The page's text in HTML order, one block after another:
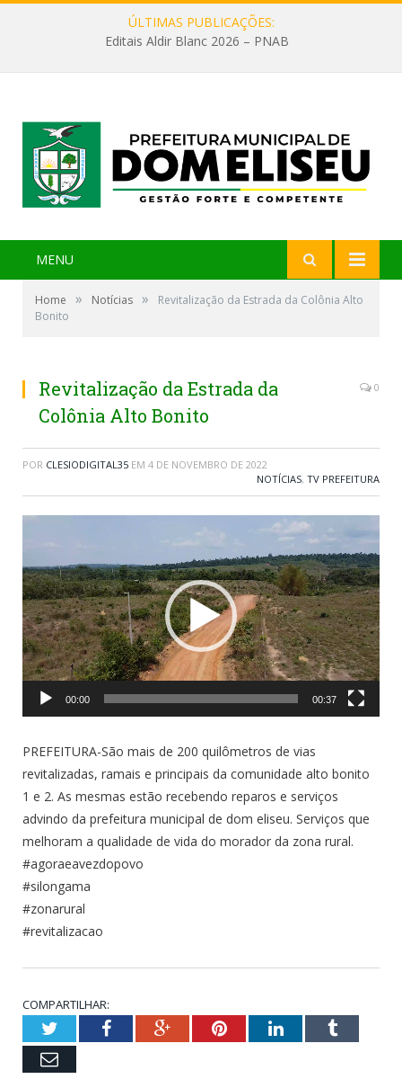
ÚLTIMAS PUBLICAÇÕES:
Editais Aldir Blanc 2026 – PNAB
MENU
Home » Notícias »
Revitalização da Estrada da Colônia Alto
Bonito
Revitalização da Estrada da
Colônia Alto Bonito
0
POR CLESIODIGITAL35 EM 4 DE NOVEMBRO DE 2022
NOTÍCIAS, TV PREFEITURA
vídeo
00:00 00:37
PREFEITURA-São mais de 200 quilômetros de vias
revitalizadas, ramais e principais da comunidade alto bonito
1 e 2. As mesmas estão recebendo reparos e serviços
advindo da prefeitura municipal de dom eliseu. Serviços que
melhoram a qualidade de vida do morador da zona rural.
#agoraeavezdopovo
#silongama
#zonarural
#revitalizacao
COMPARTILHAR:
TwitterFacebookGoogle+PinterestLinkedInTumblr
Email